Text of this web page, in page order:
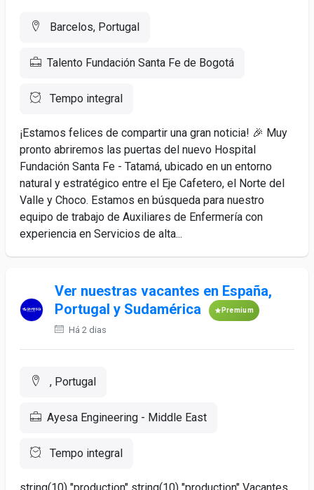
Barcelos, Portugal
Talento Fundación Santa Fe de Bogotá
Tempo integral
¡Estamos felices de compartir una gran noticia! 🎉 Muy
pronto abriremos las puertas del nuevo Hospital
Fundación Santa Fe - Tatamá, ubicado en un entorno
natural y estratégico entre el Eje Cafetero, el Norte del
Valle y Choco. Estamos en búsqueda para nuestro
equipo de trabajo de Auxiliares de Enfermería con
experiencia en Servicios de alta...
Ver nuestras vacantes en España,
Portugal y Sudamérica
Premium
Há 2 dias
, Portugal
Ayesa Engineering - Middle East
Tempo integral